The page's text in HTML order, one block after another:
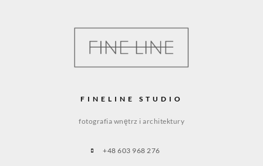
FINELINE STUDIO
fotografia wnętrz i architektury
+48 603 968 276